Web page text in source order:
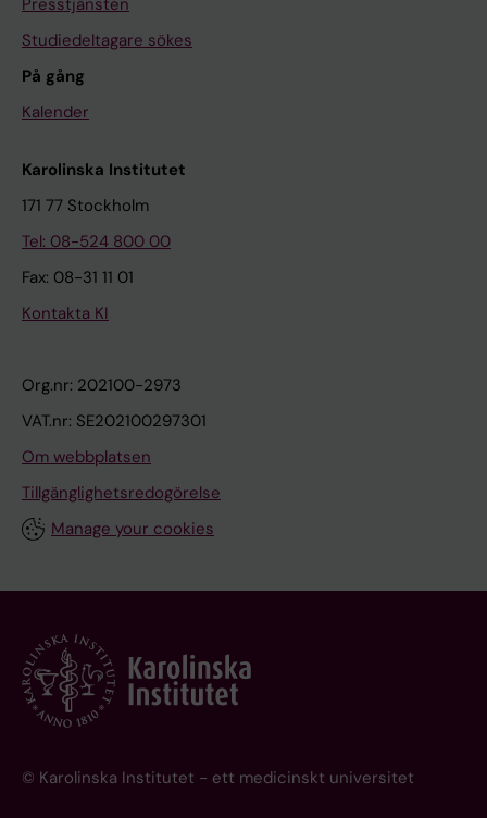
Presstjänsten
Studiedeltagare sökes
På gång
Kalender
Karolinska Institutet
171 77 Stockholm
Tel: 08-524 800 00
Fax: 08-31 11 01
Kontakta KI
Org.nr: 202100-2973
VAT.nr: SE202100297301
Om webbplatsen
Tillgänglighetsredogörelse
Manage your cookies
© Karolinska Institutet - ett medicinskt universitet